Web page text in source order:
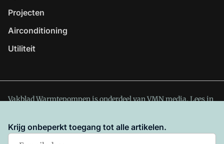
Projecten
Airconditioning
Utiliteit
Vakblad Warmtepompen is onderdeel van VMN media. Lees in
deze site zijn de volgende regelingen van toepassing:
Algemene VoorwaardenenPrivacy en Cookie beleid|Privacy
Krijg onbeperkt toegang tot alle artikelen.